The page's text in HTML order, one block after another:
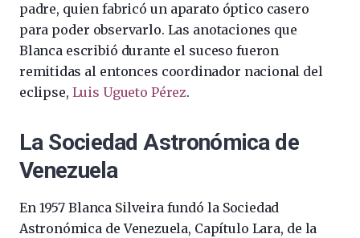
padre, quien fabricó un aparato óptico casero
para poder observarlo. Las anotaciones que
Blanca escribió durante el suceso fueron
remitidas al entonces coordinador nacional del
eclipse, Luis Ugueto Pérez.
La Sociedad Astronómica de
Venezuela
En 1957 Blanca Silveira fundó la Sociedad
Astronómica de Venezuela, Capítulo Lara, de la